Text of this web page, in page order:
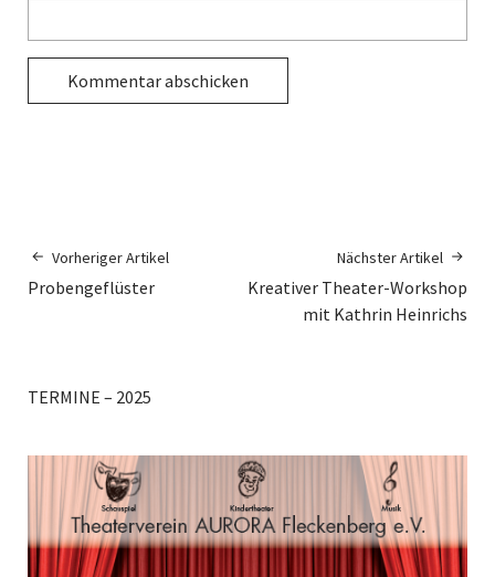
Vorheriger Artikel
Probengeflüster
Nächster Artikel
Kreativer Theater-Workshop
mit Kathrin Heinrichs
TERMINE – 2025